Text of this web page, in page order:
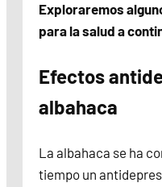
Exploraremos
para la salud a
Efectos
albahaca
La albahaca se ha
tiempo un